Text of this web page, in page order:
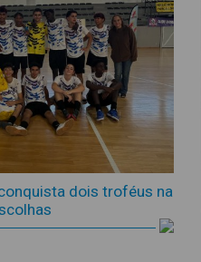
dois troféus na